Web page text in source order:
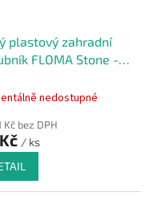
plastový zahradní
FLOMA Stone -
nedostupné
Kč bez DPH
/ ks